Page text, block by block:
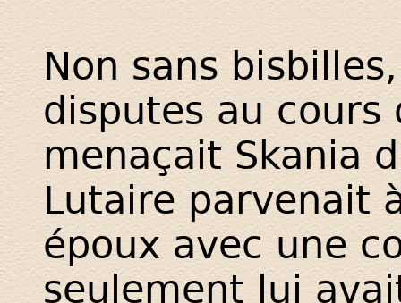
Non sans
disputes au cours
menaçait Skania
Lutaire parvenait
époux avec une
seulement lui